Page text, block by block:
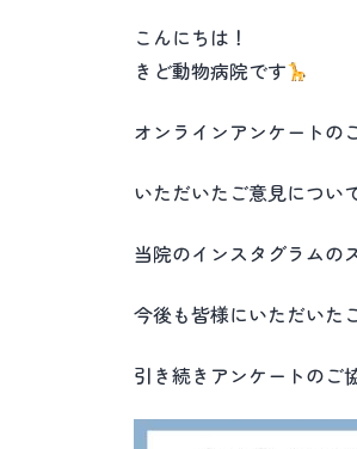
こんにちは！
きど動物病院です
オンラインアンケートの
いただいたご意見につい
当院のインスタグラムの
今後も皆様にいただいた
引き続きアンケートのご